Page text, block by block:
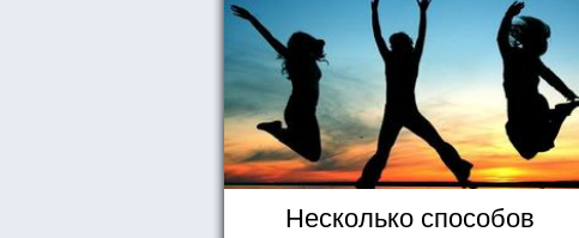
Несколько способов